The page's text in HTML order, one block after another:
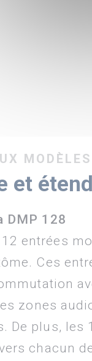
et
DMP 128
12 entrées
Ces
zones
De plus, les
chacun